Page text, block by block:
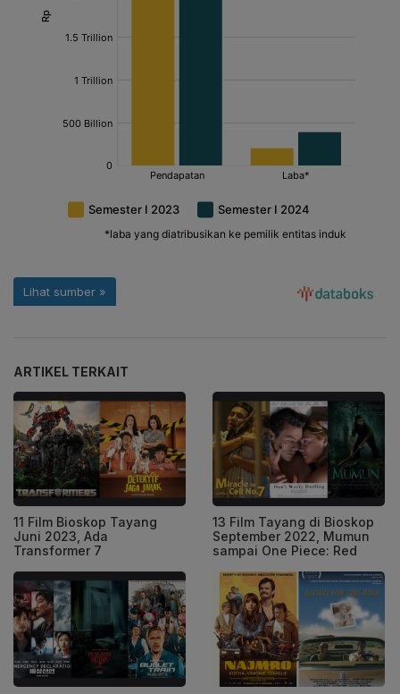
ARTIKEL TERKAIT
11 Film Bioskop Tayang
Juni 2023, Ada
Transformer 7
13 Film Tayang di Bioskop
September 2022, Mumun
sampai One Piece: Red